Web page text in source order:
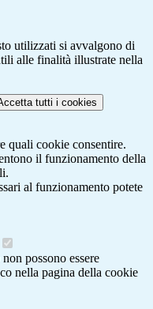
utilizzati si avvalgono di
alle finalità illustrate nella
tutti i cookies
quali cookie consentire.
il funzionamento della
al funzionamento potete
possono essere
nella pagina della cookie